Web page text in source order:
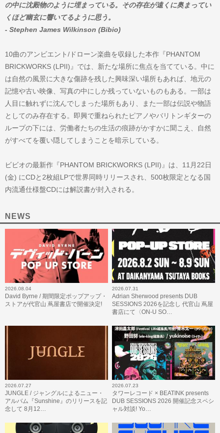
の中に沈殿物のように埋まっている。その存在が遠くに奥まってい
くほど幽玄に響いてるように思う。
- Stephen James Wilkinson (Bibio)
10曲のアンビエント/ドローン楽曲を収録した本作『PHANTOM
BRICKWORKS (LPII)』では、新たな場所に焦点を当てている。中に
は自然の風景に大きな傷跡を残した興味深い場所もあれば、地元の
記憶や古い映像、写真の中にしか残っていないものもある。一部は
人目に触れずに沈んでしまった場所もあり、また一部は伝説や物語
としてのみ存在する。即興で重ねられたピアノやバリトンギターの
ループの下には、労働者たちの生活の痕跡がかすかに聞こえ、自然
がすべてを覆い隠してしまうことを暗示している。
ビビオの最新作『PHANTOM BRICKWORKS (LPII)』は、11月22日
(金) にCDと2枚組LPで世界同時リリースされ、500枚限定となる国
内流通仕様盤CDには解説書が封入される。
NEWS
2026.08.04
David Byrne / 期間限定ポップアップ・
ストアが代官山 蔦屋書店で開催決定!
2026.07.31
Adrian Sherwood presents DUB
SESSIONS 2026を記念し 代官山 蔦屋
書店にて〈ON-U SO…
2026.07.27
JUNGLE / ジャングルによるニュー・
アルバム『Sunshine』のリリースを記
念して 8月12…
2026.07.23
タワーレコード × BEATINK presents
DUB SESSIONS 2026 開催記念スペシ
ャル対談! Yo…